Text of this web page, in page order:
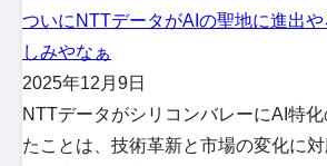
ついにNTTデータがAIの聖地に進出
しみやなぁ
2025年12月9日
NTTデータがシリコンバレーにAI特
たことは、技術革新と市場の変化に